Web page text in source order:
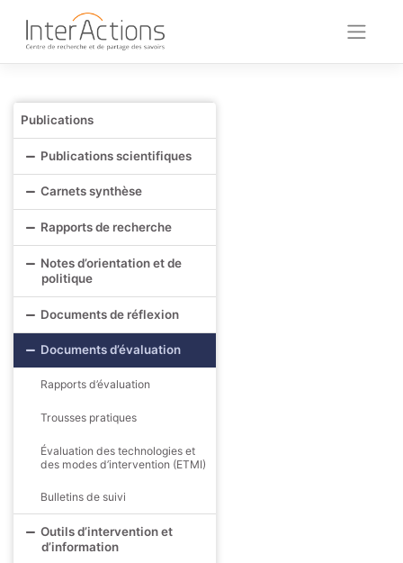
content
Publications
Publications scientifiques
Carnets synthèse
Rapports de recherche
Notes d’orientation et de
politique
Documents de réflexion
Documents d’évaluation
Rapports d’évaluation
Trousses pratiques
Évaluation des technologies et
des modes d’intervention (ETMI)
Bulletins de suivi
Outils d’intervention et
d’information